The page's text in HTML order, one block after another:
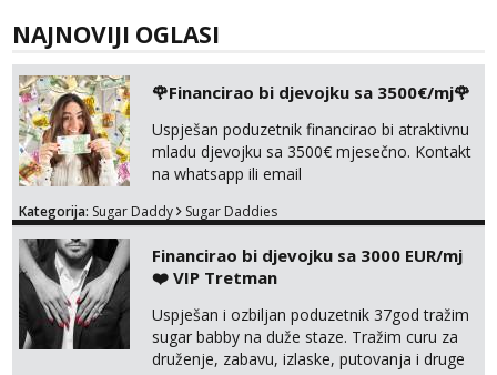
NAJNOVIJI OGLASI
🌹Financirao bi djevojku sa 3500€/mj🌹
Uspješan poduzetnik financirao bi atraktivnu
mladu djevojku sa 3500€ mjesečno. Kontakt
na whatsapp ili email
Kategorija: Sugar Daddy Sugar Daddies
Financirao bi djevojku sa 3000 EUR/mj
❤️ VIP Tretman
Uspješan i ozbiljan poduzetnik 37god tražim
sugar babby na duže staze. Tražim curu za
druženje, zabavu, izlaske, putovanja i druge